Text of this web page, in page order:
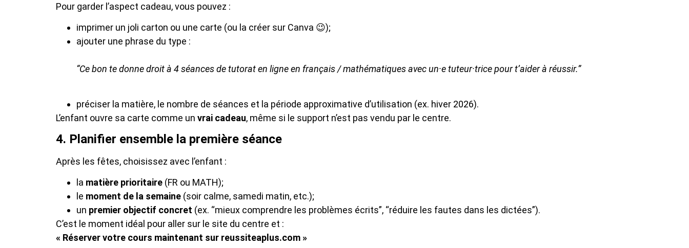
Pour garder l’aspect cadeau, vous pouvez :
imprimer un joli carton ou une carte (ou la créer sur Canva 😉);
ajouter une phrase du type :
“Ce bon te donne droit à 4 séances de tutorat en ligne en français / mathématiques avec un·e tuteur·trice pour t’aider à réussir.”
préciser la matière, le nombre de séances et la période approximative d’utilisation (ex. hiver 2026).
L’enfant ouvre sa carte comme un vrai cadeau, même si le support n’est pas vendu par le centre.
4. Planifier ensemble la première séance
Après les fêtes, choisissez avec l’enfant :
la matière prioritaire (FR ou MATH);
le moment de la semaine (soir calme, samedi matin, etc.);
un premier objectif concret (ex. “mieux comprendre les problèmes écrits”, “réduire les fautes dans les dictées”).
C’est le moment idéal pour aller sur le site du centre et :
« Réserver votre cours maintenant sur reussiteaplus.com »